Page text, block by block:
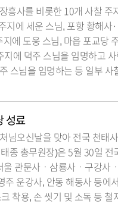
흥사를 비롯한 10개 사찰 주
에 세운 스님, 포항 황해사
에 도웅 스님, 마읍 포교당
에 덕주 스님을 임명하고
스님을 임명하는 등 일부 사
성료
님오신날을 맞아 전국 천태
종 총무원장)은 5월 30일 전
관문사ㆍ삼룡사ㆍ구강사
주 운강사, 안동 해동사 등에
착용, 손 씻기 및 소독 등 철